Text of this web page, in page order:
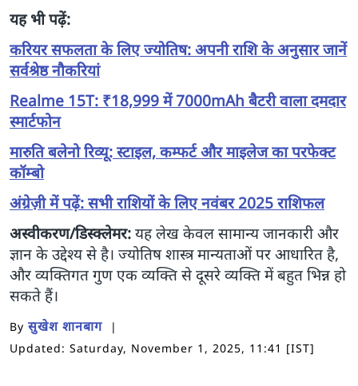
यह भी पढ़ें:
करियर सफलता के लिए ज्योतिष: अपनी राशि के अनुसार जानें
सर्वश्रेष्ठ नौकरियां
Realme 15T: ₹18,999 में 7000mAh बैटरी वाला दमदार
स्मार्टफोन
मारुति बलेनो रिव्यू: स्टाइल, कम्फर्ट और माइलेज का परफेक्ट
कॉम्बो
अंग्रेज़ी में पढ़ें: सभी राशियों के लिए नवंबर 2025 राशिफल
अस्वीकरण/डिस्क्लेमर:यह लेख केवल सामान्य जानकारी और
ज्ञान के उद्देश्य से है। ज्योतिष शास्त्र मान्यताओं पर आधारित है,
और व्यक्तिगत गुण एक व्यक्ति से दूसरे व्यक्ति में बहुत भिन्न हो
सकते हैं।
By सुखेश शानबाग
Updated: Saturday, November 1, 2025, 11:41 [IST]